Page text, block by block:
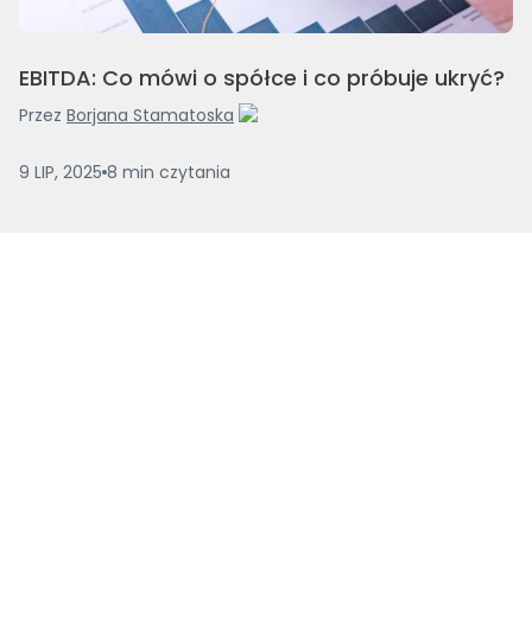
EBITDA: Co mówi o spółce i co próbuje ukryć?
Przez Borjana Stamatoska
9 LIP, 2025 8 min czytania